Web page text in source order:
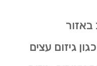
באזור
גיזום עצים